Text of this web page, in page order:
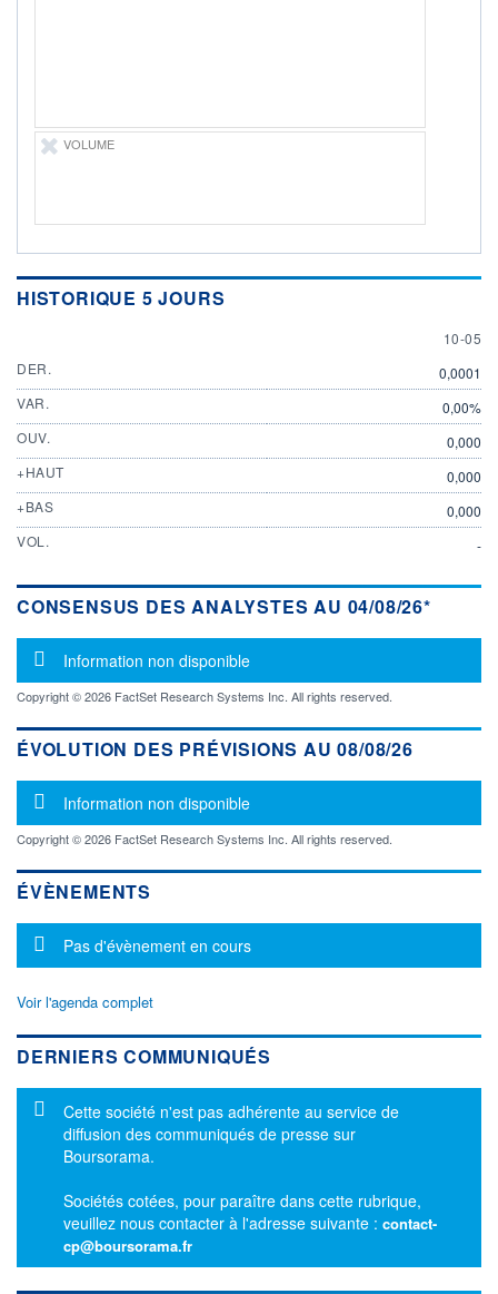
VOLUME
HISTORIQUE 5 JOURS
10 MAY
10-05
DER.
0,0001
VAR.
0,00%
OUV.
0,000
+HAUT
0,000
+BAS
0,000
VOL.
-
CONSENSUS DES ANALYSTES AU 04/08/26*
Message d'information
Information non disponible
Copyright © 2026 FactSet Research Systems Inc. All rights reserved.
ÉVOLUTION DES PRÉVISIONS AU 08/08/26
Message d'information
Information non disponible
Copyright © 2026 FactSet Research Systems Inc. All rights reserved.
ÉVÈNEMENTS
Message d'information
Pas d'évènement en cours
Voir l'agenda complet
DERNIERS COMMUNIQUÉS
Message d'information
Cette société n'est pas adhérente au service de
diffusion des communiqués de presse sur
Boursorama.
Sociétés cotées, pour paraître dans cette rubrique,
veuillez nous contacter à l'adresse suivante : contact-
cp@boursorama.fr